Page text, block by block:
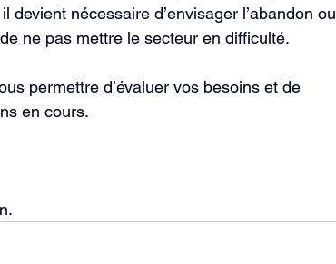
nécessaire d’envisager l’abandon ou
ne pas mettre le secteur en difficulté.
permettre d’évaluer vos besoins et de
en cours.